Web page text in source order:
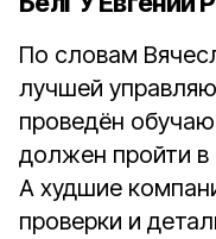
По словам
лучшей
проведён
должен пройти в
А худшие
проверки и